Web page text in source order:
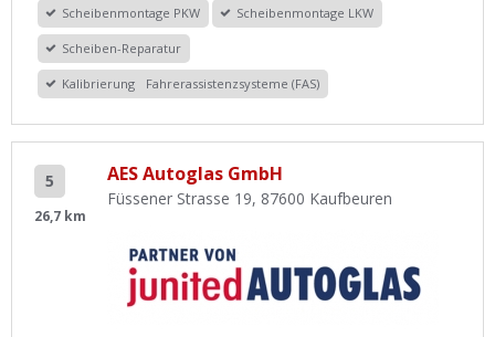
Scheibenmontage PKW Scheibenmontage LKW
Scheiben-Reparatur
Kalibrierung Fahrerassistenzsysteme (FAS)
5
26,7 km
AES Autoglas GmbH
Füssener Strasse 19, 87600 Kaufbeuren